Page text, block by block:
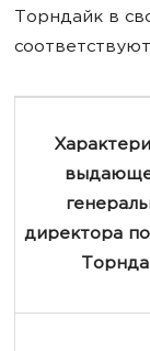
Торндайк в
директора